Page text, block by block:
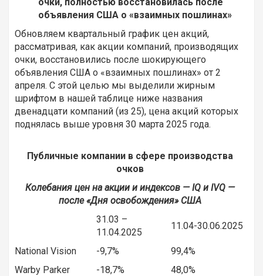
объявления США о «взаимных пошлинах»
Обновляем квартальный график цен акций,
рассматривая, как акции компаний, производящих
очки, восстановились после шокирующего
объявления США о «взаимных пошлинах» от 2
апреля. С этой целью мы выделили жирным
шрифтом в нашей таблице ниже названия
двенадцати компаний (из 25), цена акций которых
поднялась выше уровня 30 марта 2025 года.
Публичные компании в сфере производства
очков
Колебания цен на акции и индексов — IQ и IVQ —
после «Дня освобождения» США
31.03 –
11.04.2025
11.04-30.06.2025
National Vision -9,7%
99,4%
Warby Parker
-18,7%
48,0%